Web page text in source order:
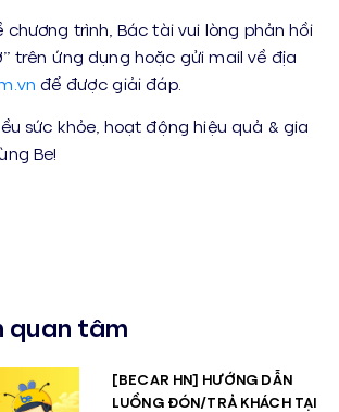
trình, Bác tài vui lòng phản hồi
trên ứng dụng hoặc gửi mail về địa
để được giải đáp.
sức khỏe, hoạt động hiệu quả & gia
Be!
quan tâm
[BECAR HN] HƯỚNG DẪN
LUỒNG ĐÓN/TRẢ KHÁCH TẠI